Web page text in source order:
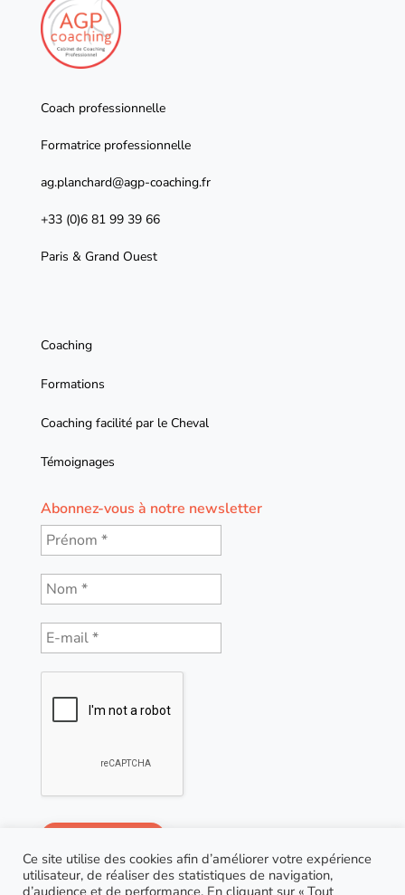
Coach professionnelle
Formatrice professionnelle
ag.planchard@agp-coaching.fr
+33 (0)6 81 99 39 66
Paris & Grand Ouest
Coaching
Formations
Coaching facilité par le Cheval
Témoignages
Abonnez-vous à notre newsletter
Ce site utilise des cookies afin d’améliorer votre expérience
utilisateur, de réaliser des statistiques de navigation,
d’audience et de performance. En cliquant sur « Tout